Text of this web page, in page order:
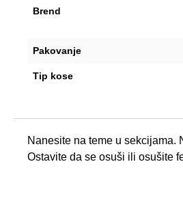
Brend
Pakovanje
Tip kose
Nanesite na teme u sekcijama.
Ostavite da se osuši ili osušite